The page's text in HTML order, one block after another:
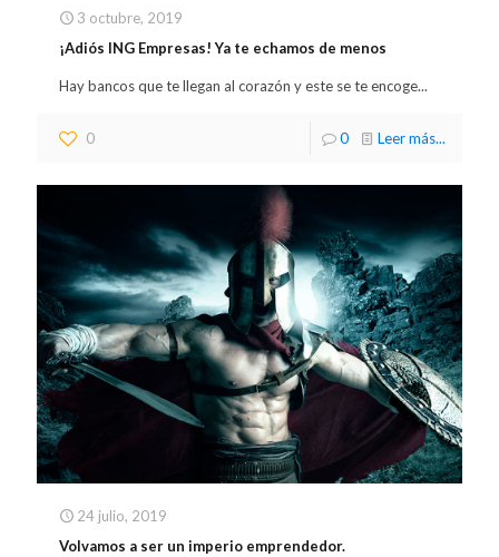
3 octubre, 2019
¡Adiós ING Empresas! Ya te echamos de menos
Hay bancos que te llegan al corazón y este se te encoge...
0 0 Leer más...
24 julio, 2019
Volvamos a ser un imperio emprendedor.